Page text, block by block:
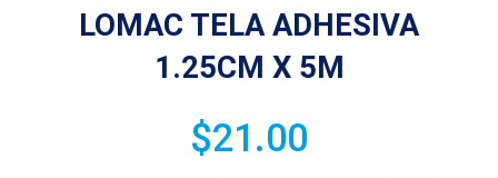
LOMAC TELA ADHESIVA
1.25CM X 5M
$21.00